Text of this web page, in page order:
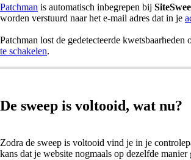
Patchman is automatisch inbegrepen bij
worden verstuurd naar het e-mail adres dat in je
Patchman lost de gedetecteerde
te schakelen.
De sweep is voltooid, wat nu?
Zodra de sweep is voltooid vind je in je
kans dat je website nogmaals op dezelfde